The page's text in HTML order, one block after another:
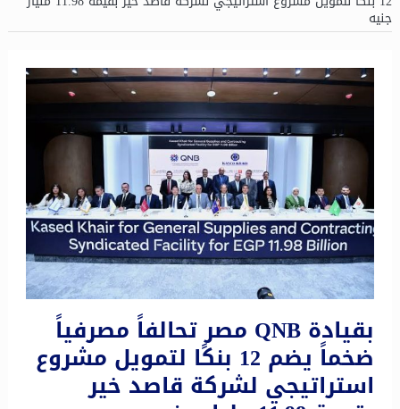
جنيه
بقيادة QNB مصر تحالفاً مصرفياً
ضخماً يضم 12 بنكًا لتمويل مشروع
استراتيجي لشركة قاصد خير